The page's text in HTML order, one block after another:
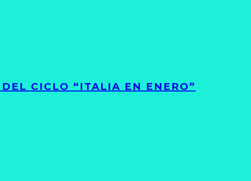
CICLO “ITALIA EN ENERO”